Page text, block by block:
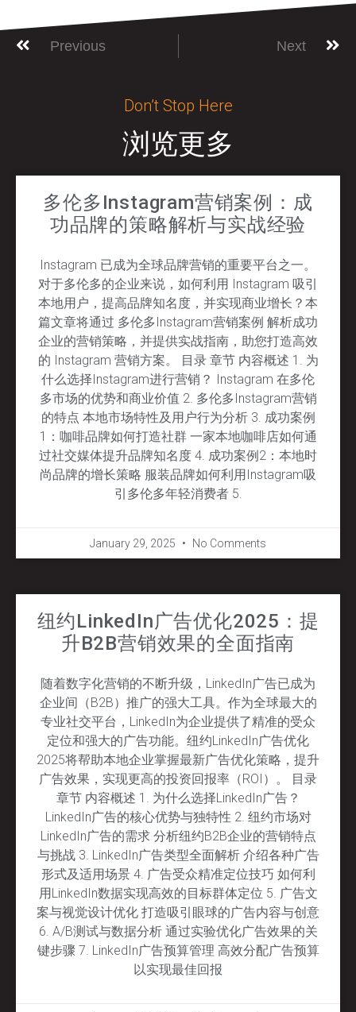
Previous Next
Don’t Stop Here
浏览更多
多伦多Instagram营销案例：成
功品牌的策略解析与实战经验
Instagram 已成为全球品牌营销的重要平台之一。
对于多伦多的企业来说，如何利用 Instagram 吸引
本地用户，提高品牌知名度，并实现商业增长？本
篇文章将通过 多伦多Instagram营销案例 解析成功
企业的营销策略，并提供实战指南，助您打造高效
的 Instagram 营销方案。 目录 章节 内容概述 1. 为
什么选择Instagram进行营销？ Instagram 在多伦
多市场的优势和商业价值 2. 多伦多Instagram营销
的特点 本地市场特性及用户行为分析 3. 成功案例
1：咖啡品牌如何打造社群 一家本地咖啡店如何通
过社交媒体提升品牌知名度 4. 成功案例2：本地时
尚品牌的增长策略 服装品牌如何利用Instagram吸
引多伦多年轻消费者 5.
January 29, 2025 No Comments
纽约LinkedIn广告优化2025：提
升B2B营销效果的全面指南
随着数字化营销的不断升级，LinkedIn广告已成为
企业间（B2B）推广的强大工具。作为全球最大的
专业社交平台，LinkedIn为企业提供了精准的受众
定位和强大的广告功能。纽约LinkedIn广告优化
2025将帮助本地企业掌握最新广告优化策略，提升
广告效果，实现更高的投资回报率（ROI）。 目录
章节 内容概述 1. 为什么选择LinkedIn广告？
LinkedIn广告的核心优势与独特性 2. 纽约市场对
LinkedIn广告的需求 分析纽约B2B企业的营销特点
与挑战 3. LinkedIn广告类型全面解析 介绍各种广告
形式及适用场景 4. 广告受众精准定位技巧 如何利
用LinkedIn数据实现高效的目标群体定位 5. 广告文
案与视觉设计优化 打造吸引眼球的广告内容与创意
6. A/B测试与数据分析 通过实验优化广告效果的关
键步骤 7. LinkedIn广告预算管理 高效分配广告预算
以实现最佳回报